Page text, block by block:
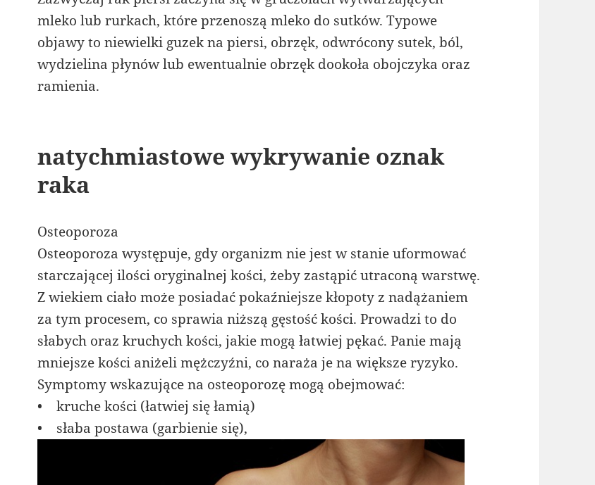
mleko lub rurkach, które przenoszą mleko do sutków. Typowe
objawy to niewielki guzek na piersi, obrzęk, odwrócony sutek, ból,
wydzielina płynów lub ewentualnie obrzęk dookoła obojczyka oraz
ramienia.
natychmiastowe wykrywanie oznak
raka
Osteoporoza
Osteoporoza występuje, gdy organizm nie jest w stanie uformować
starczającej ilości oryginalnej kości, żeby zastąpić utraconą warstwę.
Z wiekiem ciało może posiadać pokaźniejsze kłopoty z nadążaniem
za tym procesem, co sprawia niższą gęstość kości. Prowadzi to do
słabych oraz kruchych kości, jakie mogą łatwiej pękać. Panie mają
mniejsze kości aniżeli mężczyźni, co naraża je na większe ryzyko.
Symptomy wskazujące na osteoporozę mogą obejmować:
• kruche kości (łatwiej się łamią)
• słaba postawa (garbienie się),